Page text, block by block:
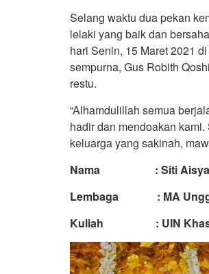
Selang waktu dua pekan
lelaki yang baik dan
hari Senin, 15 Maret 2021
sempurna, Gus Robith
restu.
“Alhamdulillah semua
hadir dan mendoakan
keluarga yang sakinah,
Nama : Siti Aisyah
Lembaga : MA
Kuliah : UIN Khas